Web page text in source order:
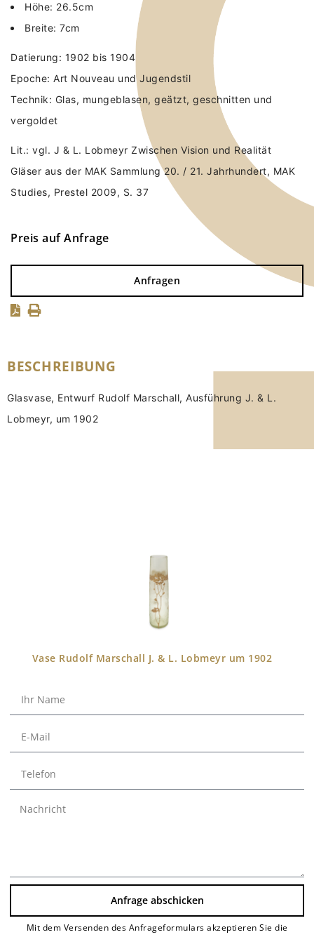
Höhe: 26.5cm
Breite: 7cm
Datierung: 1902 bis 1904
Epoche: Art Nouveau und Jugendstil
Technik: Glas, mungeblasen, geätzt, geschnitten und
vergoldet
Lit.: vgl. J & L. Lobmeyr Zwischen Vision und Realität
Gläser aus der MAK Sammlung 20. / 21. Jahrhundert, MAK
Studies, Prestel 2009, S. 37
Preis auf Anfrage
Anfragen
BESCHREIBUNG
Glasvase, Entwurf Rudolf Marschall, Ausführung J. & L.
Lobmeyr, um 1902
Vase Rudolf Marschall J. & L. Lobmeyr um 1902
Anfrage abschicken
Alternative:
Mit dem Versenden des Anfrageformulars akzeptieren Sie die